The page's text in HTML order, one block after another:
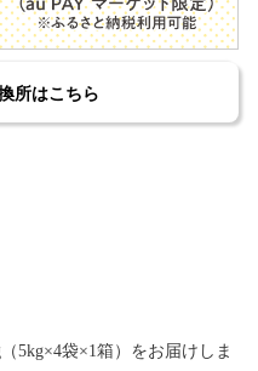
所はこちら
5kg×4袋×1箱）をお届けしま